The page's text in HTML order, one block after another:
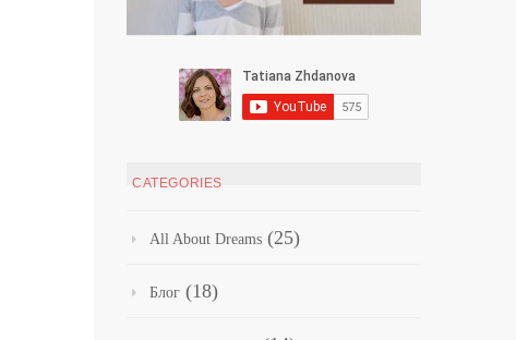
CATEGORIES
All About Dreams (25)
Блог (18)